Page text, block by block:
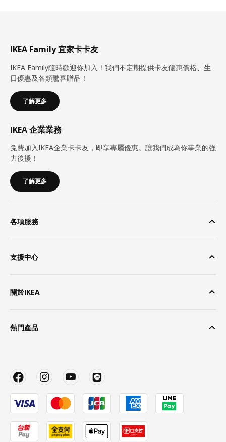
IKEA Family 宜家卡卡友
IKEA Family隨時歡迎你加入！我們不定期提供卡友優惠價格、生
日優惠及各類驚喜贈品！
了解更多
IKEA 企業業務
免費加入IKEA企業卡卡友，即享專屬優惠。讓我們成為你事業的強
力後援！
了解更多
各項服務
支援中心
關於IKEA
熱門產品